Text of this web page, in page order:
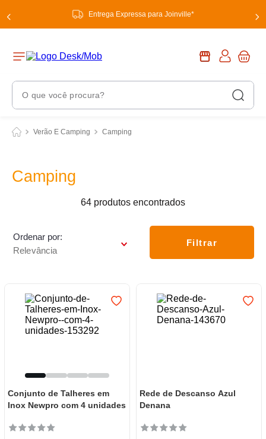
Entrega Expressa para Joinville*
O que você procura?
Verão E Camping Camping
Camping
64 produtos
Ordenar por
Relevância
Filtrar
Conjunto de Talheres em
Inox Newpro com 4 unidades
Rede de Descanso Azul
Denana
Termos Mais Buscados
2 º
5º
6º luminária
8º panelas
9º varal
10º caneca